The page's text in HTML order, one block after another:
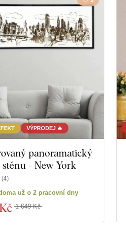
Mandala
Strom
Zavřít filtr
VÝPRODEJ 🔥
panoramatický
- New York
(4)
už o 2 pracovní dny
1 649 Kč